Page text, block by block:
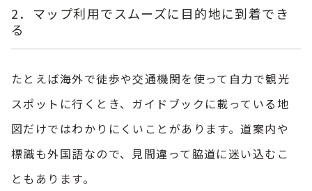
2．マップ利用でスムーズに目的地に到着でき
る
たとえば海外で徒歩や交通機関を使って自力で観光
スポットに行くとき、ガイドブックに載っている地
図だけではわかりにくいことがあります。道案内や
標識も外国語なので、見間違って脇道に迷い込むこ
ともあります。